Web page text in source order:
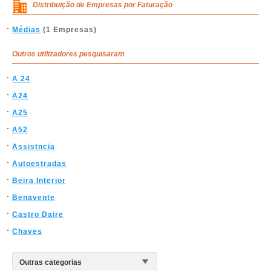
Distribuição de Empresas por Faturação
Médias (1 Empresas)
Outros utilizadores pesquisaram
A 24
A24
A25
A52
Assistncia
Autoestradas
Beira Interior
Benavente
Castro Daire
Chaves